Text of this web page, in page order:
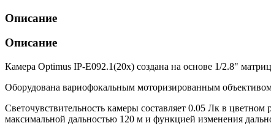
Описание
Описание
Камера Optimus IP-E092.1(20x) создана на основе 1/2.8"
Оборудована вариофокальным моторизированным
Светочувствительность камеры составляет 0.05 Лк в
максимальной дальностью 120 м и функцией изменения